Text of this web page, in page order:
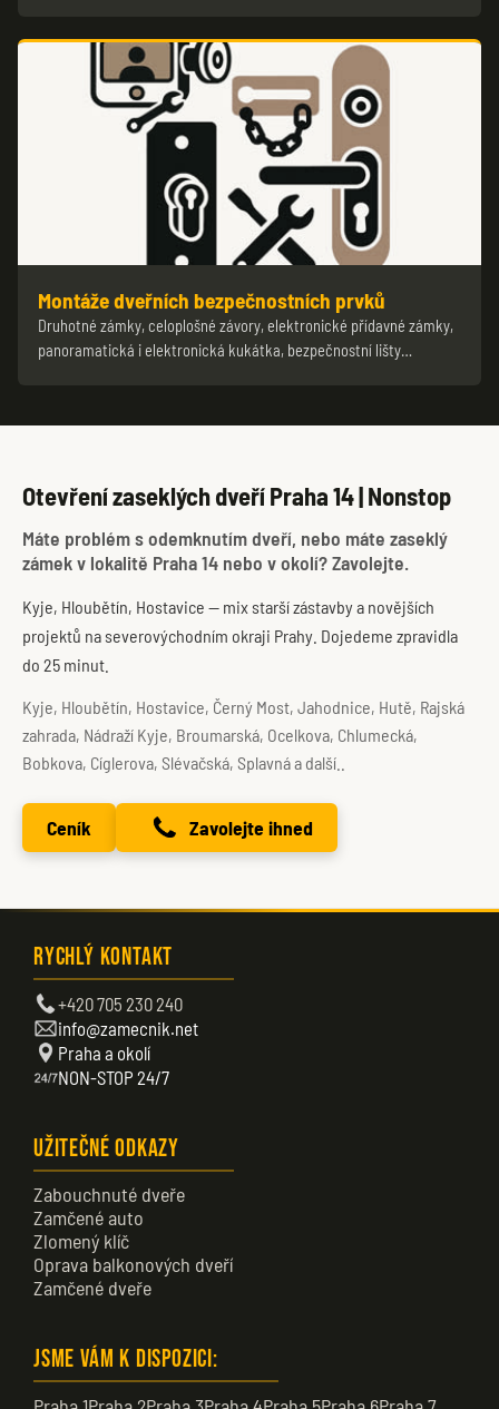
Montáže dveřních bezpečnostních prvků
Druhotné zámky, celoplošné závory, elektronické přídavné zámky,
panoramatická i elektronická kukátka, bezpečnostní lišty…
Otevření zaseklých dveří Praha 14 | Nonstop
Máte problém s odemknutím dveří, nebo máte zaseklý
zámek v lokalitě Praha 14 nebo v okolí? Zavolejte.
Kyje, Hloubětín, Hostavice — mix starší zástavby a novějších
projektů na severovýchodním okraji Prahy. Dojedeme zpravidla
do 25 minut.
Kyje, Hloubětín, Hostavice, Černý Most, Jahodnice, Hutě, Rajská
zahrada, Nádraží Kyje, Broumarská, Ocelkova, Chlumecká,
Bobkova, Cíglerova, Slévačská, Splavná a další..
Ceník Zavolejte ihned
Rychlý kontakt
+420 705 230 240
info@zamecnik.net
Praha a okolí
NON-STOP 24/7
Užitečné odkazy
Zabouchnuté dveře
Zamčené auto
Zlomený klíč
Oprava balkonových dveří
Zamčené dveře
Jsme vám k dispozici: